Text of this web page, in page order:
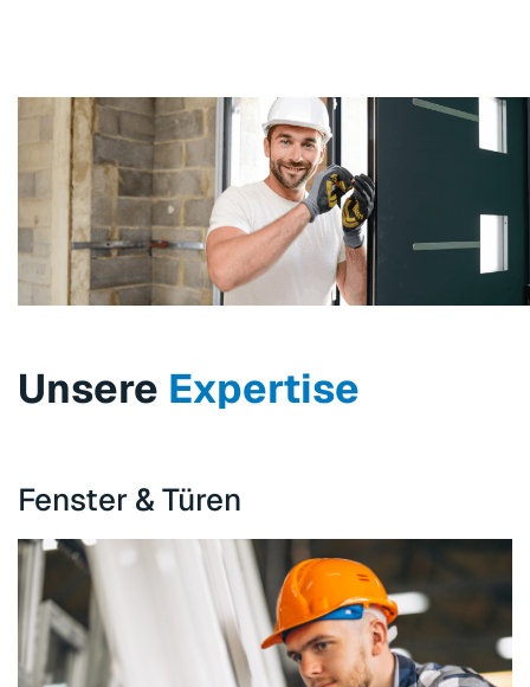
Unsere Expertise
Fenster & Türen